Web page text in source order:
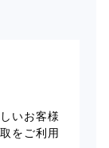
いお客様
をご利用